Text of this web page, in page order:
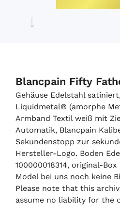
Blancpain Fifty
Gehäuse Edelstahl
Liquidmetal® (amorphe
Armband Textil weiß mit
Automatik, Blancpain
Sekundenstopp zur
Hersteller-Logo. Boden
100000018314, original-
Model bei uns noch keine
Please note that this
assume no liability for the